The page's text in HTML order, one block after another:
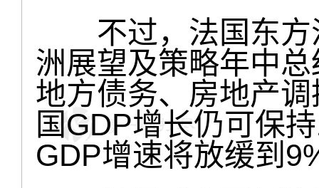
不过，法国东方
洲展望及策略年中
地方债务、房地产
国GDP增长仍可保
GDP增速将放缓到